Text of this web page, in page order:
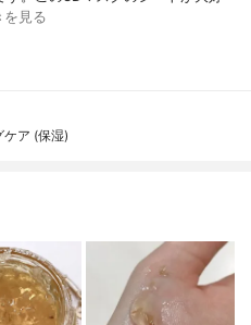
を見る
ア (保湿)